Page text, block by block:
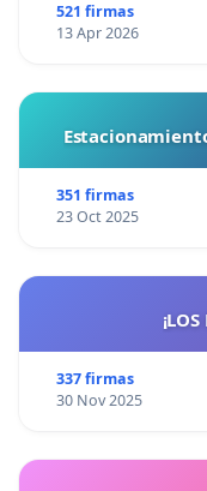
521 firmas
13 Apr 2026
351 firmas
23 Oct 2025
337 firmas
30 Nov 2025